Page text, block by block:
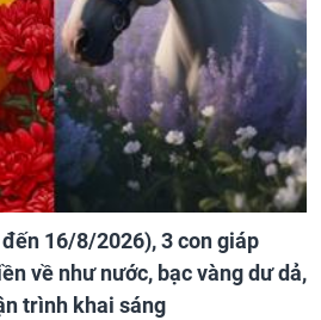
16/8/2026), 3 con giáp
về như nước, bạc vàng dư dả,
trình khai sáng